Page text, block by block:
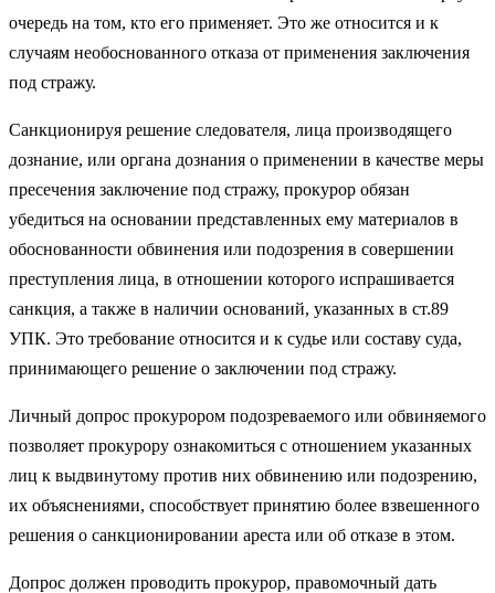
очередь на том, кто его применяет. Это же относится и к
случаям необоснованного отказа от применения заключения
под стражу.
Санкционируя решение следователя, лица производящего
дознание, или органа дознания о применении в качестве меры
пресечения заключение под стражу, прокурор обязан
убедиться на основании представленных ему материалов в
обоснованности обвинения или подозрения в совершении
преступления лица, в отношении которого испрашивается
санкция, а также в наличии оснований, указанных в ст.89
УПК. Это требование относится и к судье или составу суда,
принимающего решение о заключении под стражу.
Личный допрос прокурором подозреваемого или обвиняемого
позволяет прокурору ознакомиться с отношением указанных
лиц к выдвинутому против них обвинению или подозрению,
их объяснениями, способствует принятию более взвешенного
решения о санкционировании ареста или об отказе в этом.
Допрос должен проводить прокурор, правомочный дать